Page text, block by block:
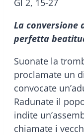
La conversione
perfetta
Suonate la
proclamate un
convocate
Radunate il
indite
chiamate i